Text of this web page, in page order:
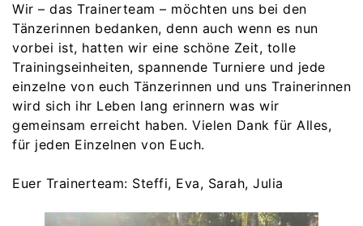
Wir – das Trainerteam – möchten uns bei den
Tänzerinnen bedanken, denn auch wenn es nun
vorbei ist, hatten wir eine schöne Zeit, tolle
Trainingseinheiten, spannende Turniere und jede
einzelne von euch Tänzerinnen und uns Trainerinnen
wird sich ihr Leben lang erinnern was wir
gemeinsam erreicht haben. Vielen Dank für Alles,
für jeden Einzelnen von Euch.
Euer Trainerteam: Steffi, Eva, Sarah, Julia